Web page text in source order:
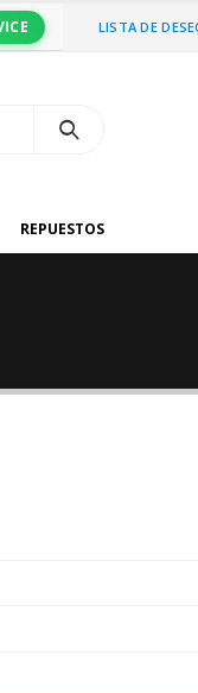
LISTA DE
REPUESTOS